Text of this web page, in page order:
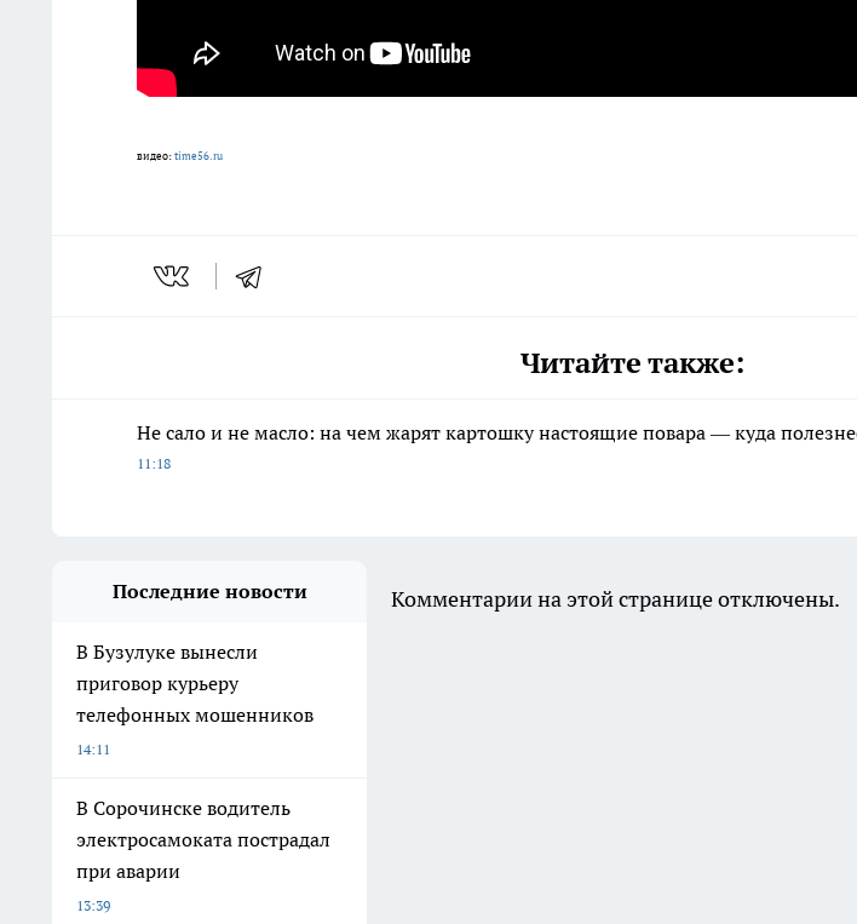
видео:time56.ru
Читайте также:
Не сало и не масло: на чем жарят картошку настоящие повара — куда
11:18
Последние новости
В Бузулуке вынесли
приговор курьеру
телефонных мошенников
14:11
В Сорочинске водитель
электросамоката пострадал
при аварии
13:39
Комментарии на этой странице отключены.